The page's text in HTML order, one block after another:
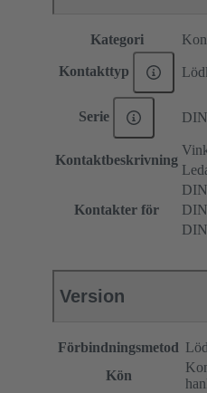
Kategori
Kontakttyp
Serie
Kontaktbeskrivning
Kontakter för
Version
Förbindningsmetod
Kön